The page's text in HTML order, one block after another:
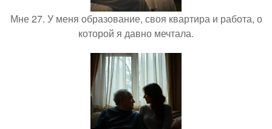
Мне 27. У меня образование, своя квартира и работа, о
которой я давно мечтала.